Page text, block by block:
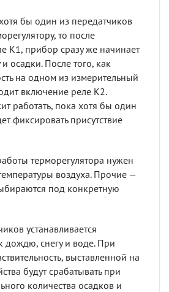
бы один из передатчиков
то после
К1, прибор сразу же начинает
и осадки. После того, как
на одном из измерительный
включение реле К2.
работать, пока хотя бы один
фиксировать присутствие
терморегулятора нужен
воздуха. Прочие —
под конкретную
устанавливается
к дождю, снегу и воде. При
выставленной на
будут срабатывать при
количества осадков и